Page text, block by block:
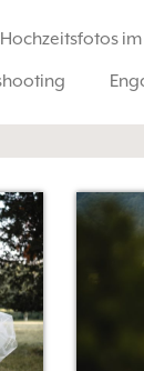
Hochzeitsfotos